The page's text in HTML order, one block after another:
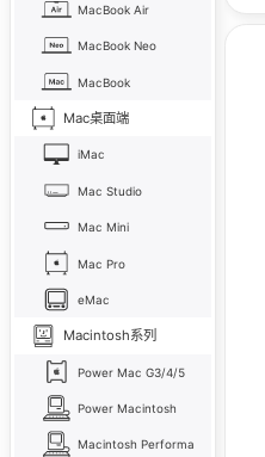
MacBook Air
MacBook Neo
MacBook
Mac桌面端
iMac
Mac Studio
Mac Mini
Mac Pro
eMac
Macintosh系列
Power Mac G3/4/5
Power Macintosh
Macintosh Performa